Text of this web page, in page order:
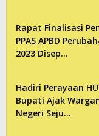
Rapat Finalisasi
PPAS APBD
2023 Disep…
Hadiri Perayaan
Bupati Ajak
Negeri Seju…